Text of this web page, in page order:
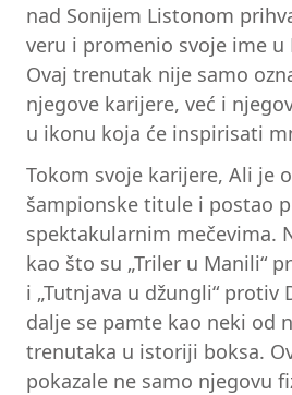
nad Sonijem Listonom
veru i promenio svoje ime u
Ovaj trenutak nije samo
njegove karijere, već i
u ikonu koja će inspirisati
Tokom svoje karijere, Ali je
šampionske titule i postao
spektakularnim mečevima.
kao što su „Triler u Manili“
i „Tutnjava u džungli“ protiv
dalje se pamte kao neki od
trenutaka u istoriji boksa.
pokazale ne samo njegovu